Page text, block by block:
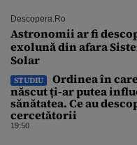
Descopera.ro
Astronomii ar fi
exolună din afara
Solar
STUDIU
Ordinea în
născut ți-ar putea
sănătatea. Ce au
cercetătorii
19:50